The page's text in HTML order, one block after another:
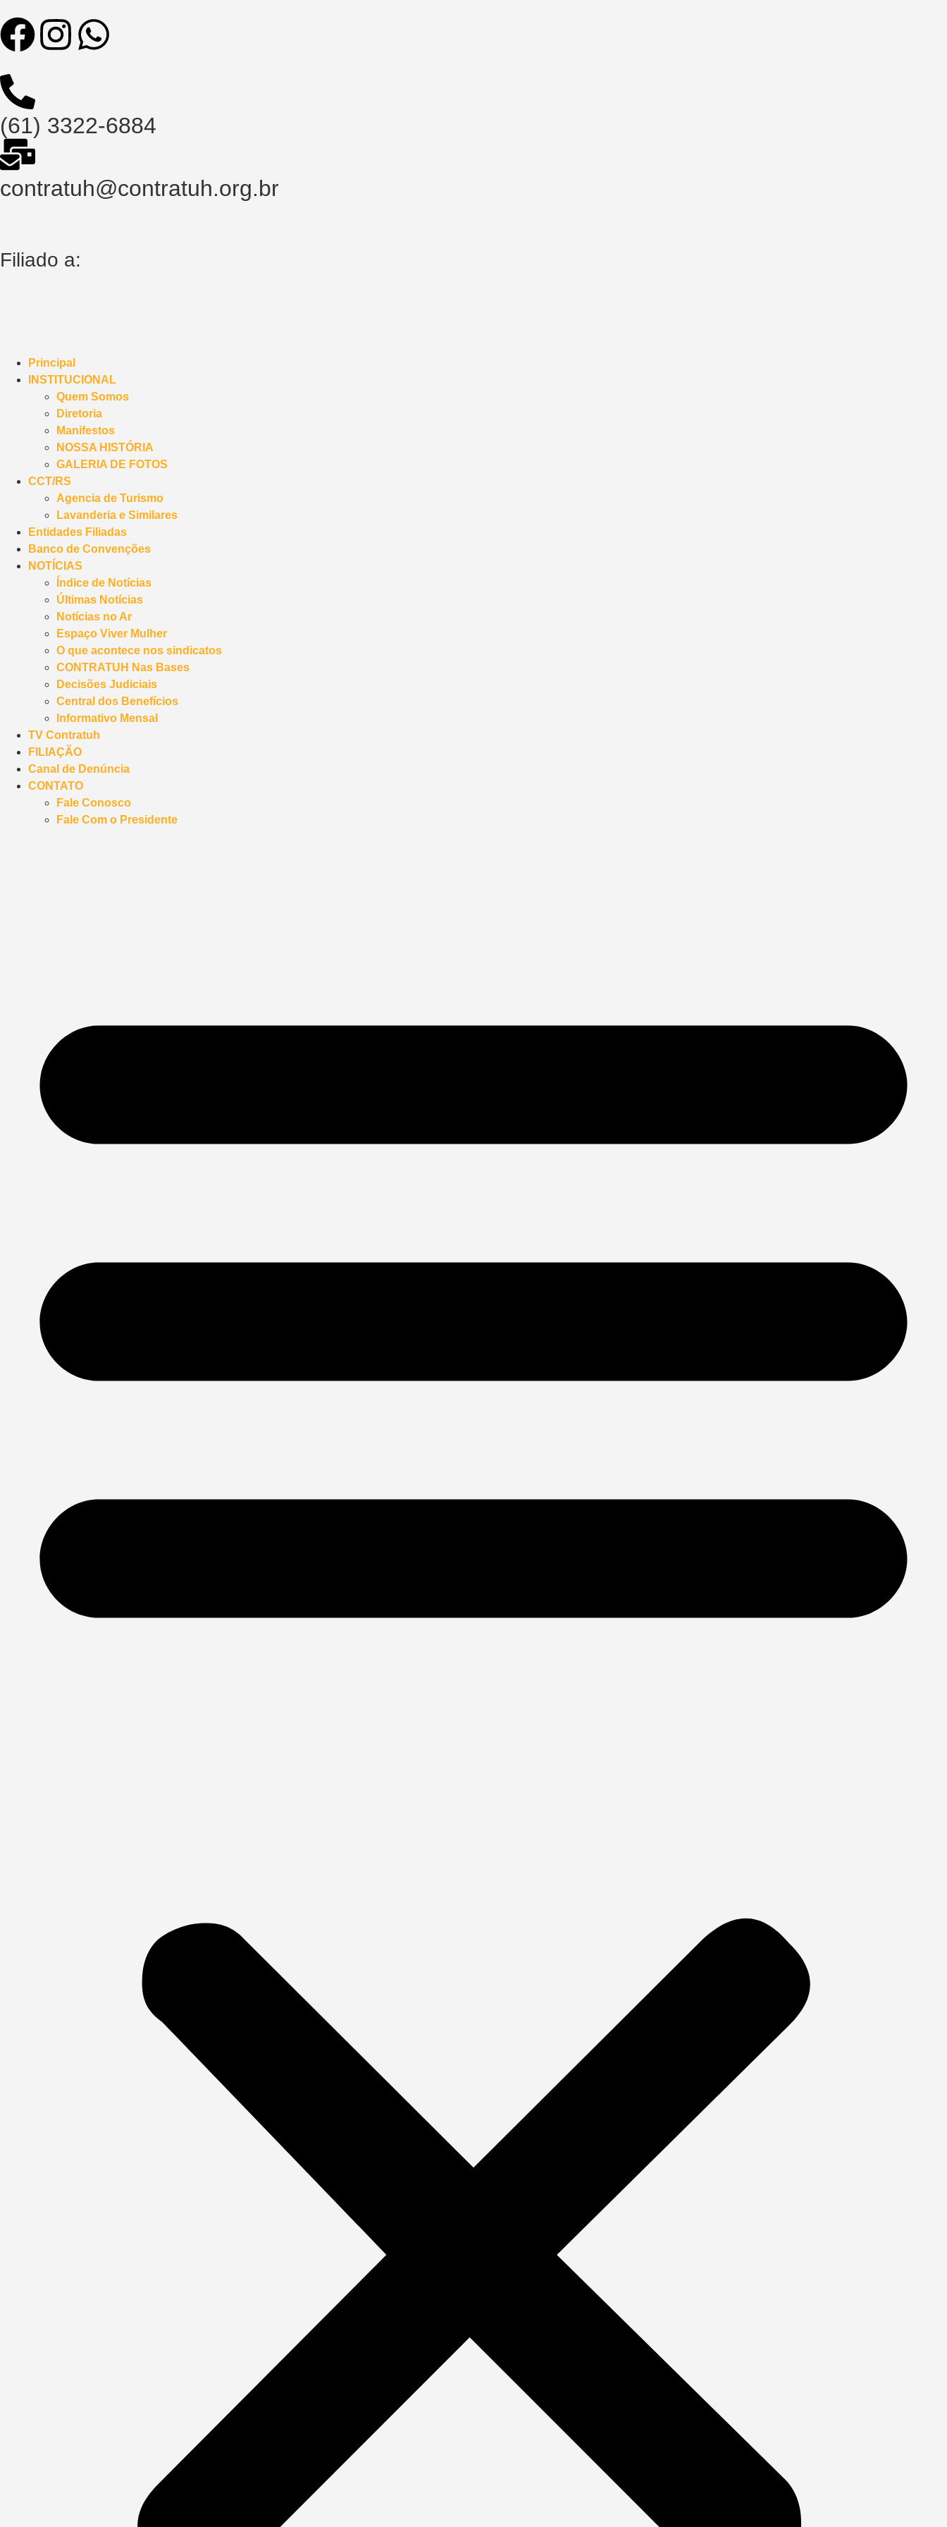
(61) 3322-6884
contratuh@contratuh.org.br
Filiado a:
Principal
INSTITUCIONAL
Quem Somos
Diretoria
Manifestos
NOSSA HISTÓRIA
GALERIA DE FOTOS
CCT/RS
Agencia de Turismo
Lavanderia e Similares
Entidades Filiadas
Banco de Convenções
NOTÍCIAS
Índice de Notícias
Últimas Notícias
Notícias no Ar
Espaço Viver Mulher
O que acontece nos sindicatos
CONTRATUH Nas Bases
Decisões Judiciais
Central dos Benefícios
Informativo Mensal
TV Contratuh
FILIAÇÃO
Canal de Denúncia
CONTATO
Fale Conosco
Fale Com o Presidente